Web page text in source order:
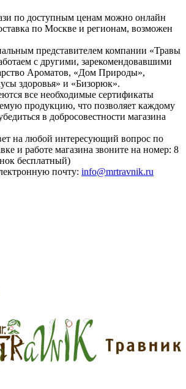
по доступным ценам можно онлайн
по Москве и регионам, возможен
представителем компании «Травы
с другими, зарекомендовавшими
Ароматов, «Дом Природы»,
здоровья» и «Бизорюк».
все необходимые сертификаты
продукцию, что позволяет каждому
в добросовестности магазина
на любой интересующий вопрос по
и работе магазина звоните на номер: 8
бесплатный)
почту: info@mrtravnik.ru